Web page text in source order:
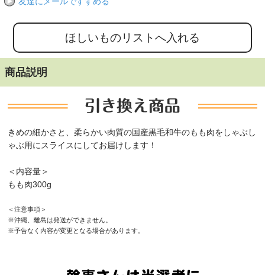
商品説明
きめの細かさと、柔らかい肉質の国産黒毛和牛のもも肉をしゃぶし
ゃぶ用にスライスにしてお届けします！
＜内容量＞
もも肉300g
＜注意事項＞
※沖縄、離島は発送ができません。
※予告なく内容が変更となる場合があります。